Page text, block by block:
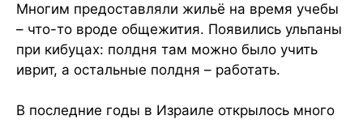
Многим предоставляли жильё на время учебы
– что-то вроде общежития. Появились ульпаны
при кибуцах: полдня там можно было учить
иврит, а остальные полдня – работать.
В последние годы в Израиле открылось много